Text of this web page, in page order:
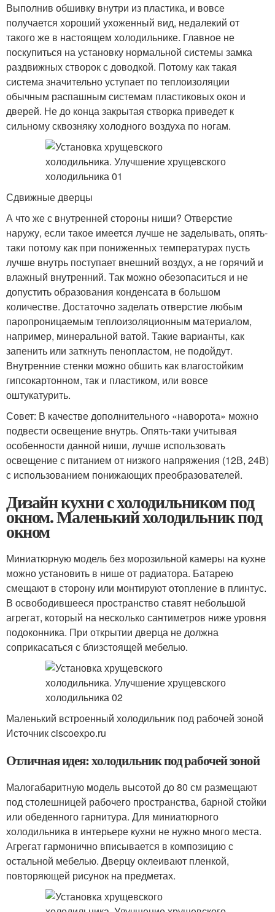
Выполнив обшивку внутри из пластика, и вовсе
получается хороший ухоженный вид, недалекий от
такого же в настоящем холодильнике. Главное не
поскупиться на установку нормальной системы замка
раздвижных створок с доводкой. Потому как такая
система значительно уступает по теплоизоляции
обычным распашным системам пластиковых окон и
дверей. Не до конца закрытая створка приведет к
сильному сквозняку холодного воздуха по ногам.
Сдвижные дверцы
А что же с внутренней стороны ниши? Отверстие
наружу, если такое имеется лучше не заделывать, опять-
таки потому как при пониженных температурах пусть
лучше внутрь поступает внешний воздух, а не горячий и
влажный внутренний. Так можно обезопаситься и не
допустить образования конденсата в большом
количестве. Достаточно заделать отверстие любым
паропроницаемым теплоизоляционным материалом,
например, минеральной ватой. Такие варианты, как
запенить или заткнуть пенопластом, не подойдут.
Внутренние стенки можно обшить как влагостойким
гипсокартонном, так и пластиком, или вовсе
оштукатурить.
Совет: В качестве дополнительного «наворота» можно
подвести освещение внутрь. Опять-таки учитывая
особенности данной ниши, лучше использовать
освещение с питанием от низкого напряжения (12В, 24В)
с использованием понижающих преобразователей.
Дизайн кухни с холодильником под
окном. Маленький холодильник под
окном
Миниатюрную модель без морозильной камеры на кухне
можно установить в нише от радиатора. Батарею
смещают в сторону или монтируют отопление в плинтус.
В освободившееся пространство ставят небольшой
агрегат, который на несколько сантиметров ниже уровня
подоконника. При открытии дверца не должна
соприкасаться с близстоящей мебелью.
Маленький встроенный холодильник под рабочей зоной
Источник ciscoexpo.ru
Отличная идея: холодильник под рабочей зоной
Малогабаритную модель высотой до 80 см размещают
под столешницей рабочего пространства, барной стойки
или обеденного гарнитура. Для миниатюрного
холодильника в интерьере кухни не нужно много места.
Агрегат гармонично вписывается в композицию с
остальной мебелью. Дверцу оклеивают пленкой,
повторяющей рисунок на предметах.